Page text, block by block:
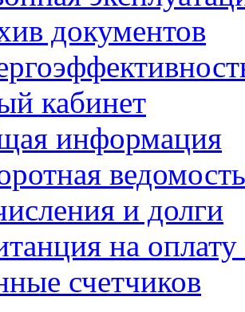
документов
кабинет
информация
ведомость
и долги
на
счетчиков